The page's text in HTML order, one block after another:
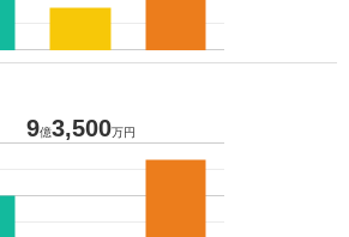
9億3,500万円